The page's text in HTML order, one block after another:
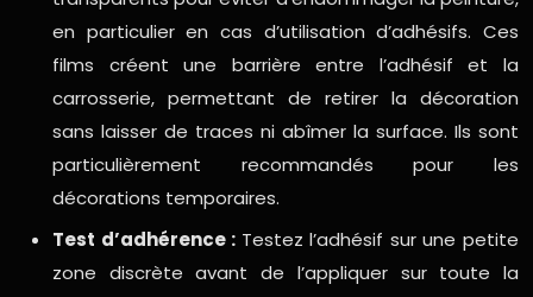
en particulier en cas d’utilisation d’adhésifs. Ces
films créent une barrière entre l’adhésif et la
carrosserie, permettant de retirer la décoration
sans laisser de traces ni abîmer la surface. Ils sont
particulièrement recommandés pour les
décorations temporaires.
Test d’adhérence : Testez l’adhésif sur une petite
zone discrète avant de l’appliquer sur toute la